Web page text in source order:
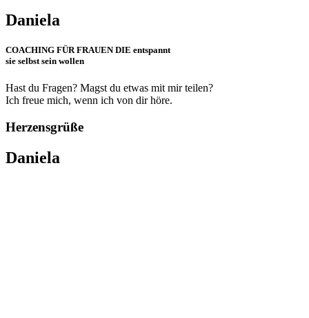
Daniela
COACHING FÜR FRAUEN DIE entspannt
sie selbst sein wollen
Hast du Fragen? Magst du etwas mit mir teilen?
Ich freue mich, wenn ich von dir höre.
Herzensgrüße
Daniela